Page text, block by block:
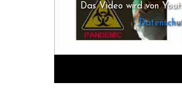
Das Video wird von